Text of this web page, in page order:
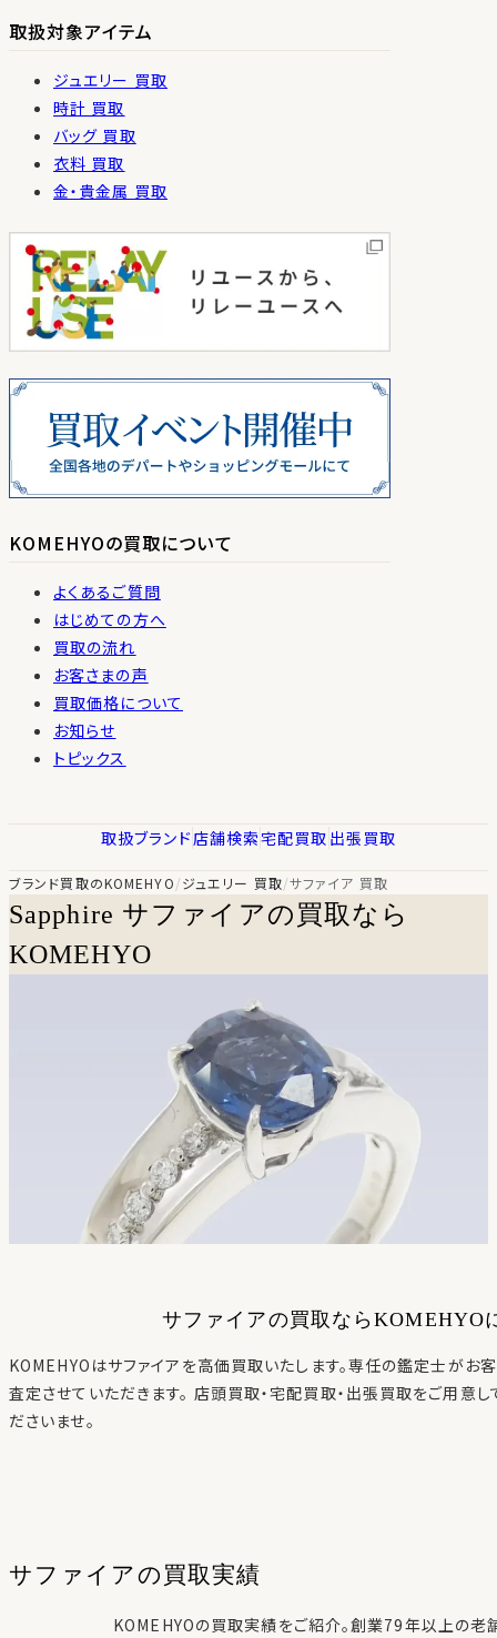
取扱対象アイテム
ジュエリー 買取
時計 買取
バッグ 買取
衣料 買取
金・貴金属 買取
KOMEHYOの買取について
よくあるご質問
はじめての方へ
買取の流れ
お客さまの声
買取価格について
お知らせ
トピックス
取扱ブランド店舗検索宅配買取 出張買取
ブランド買取のKOMEHYO/ジュエリー 買取/サファイア 買取
Sapphire サファイアの買取なら
KOMEHYO
サファイアの買取ならKOMEHYO
KOMEHYOはサファイアを高価買取いたします。専任の鑑定士がお
査定させていただきます。 店頭買取・宅配買取・出張買取をご用意
ださいませ。
サファイアの 買取実績
KOMEHYOの買取実績をご紹介。創業79年以上の老